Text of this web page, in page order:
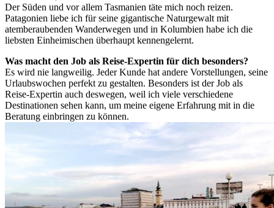
Der Süden und vor allem Tasmanien täte mich noch reizen.
Patagonien liebe ich für seine gigantische Naturgewalt mit
atemberaubenden Wanderwegen und in Kolumbien habe ich die
liebsten Einheimischen überhaupt kennengelernt.
Was macht den Job als Reise-Expertin für dich besonders?
Es wird nie langweilig. Jeder Kunde hat andere Vorstellungen, seine
Urlaubswochen perfekt zu gestalten. Besonders ist der Job als
Reise-Expertin auch deswegen, weil ich viele verschiedene
Destinationen sehen kann, um meine eigene Erfahrung mit in die
Beratung einbringen zu können.